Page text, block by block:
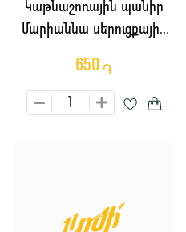
Կաթնաշոռային պանիր
Մարիաննա սերուցքային
650 ֏